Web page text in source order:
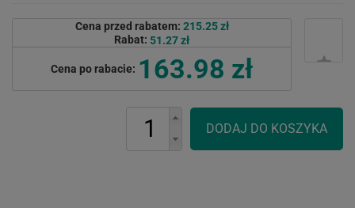
Cena przed rabatem: 215.25 zł
Rabat: 51.27 zł
Cena po rabacie: 163.98 zł